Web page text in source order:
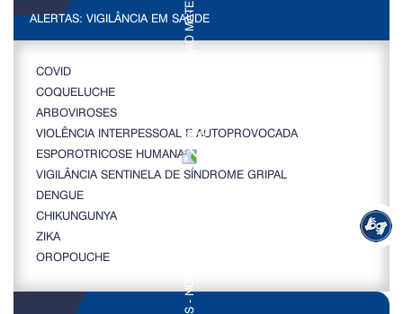
ALERTAS: VIGILÂNCIA EM SAÚDE
COVID
COQUELUCHE
ARBOVIROSES
VIOLÊNCIA INTERPESSOAL E AUTOPROVOCADA
ESPOROTRICOSE HUMANA
VIGILÂNCIA SENTINELA DE SÍNDROME GRIPAL
DENGUE
CHIKUNGUNYA
ZIKA
OROPOUCHE